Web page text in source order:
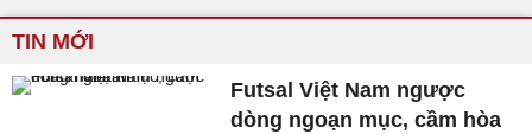
TIN MỚI
Futsal Việt Nam ngược
dòng ngoạn mục, cầm hòa